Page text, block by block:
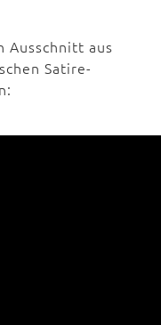
Ausschnitt aus
Satire-